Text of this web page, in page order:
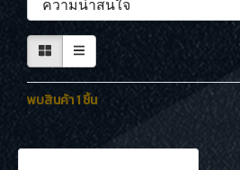
พบสินค้า 1 ชิ้น